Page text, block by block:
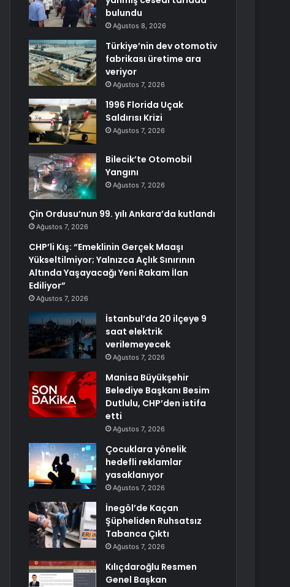
bulundu
Ağustos 8, 2026
Türkiye’nin dev otomotiv
fabrikası üretime ara
veriyor
Ağustos 7, 2026
1996 Florida Uçak
Saldırısı Krizi
Ağustos 7, 2026
Bilecik’te Otomobil
Yangını
Ağustos 7, 2026
Çin Ordusu’nun 99. yılı Ankara’da kutlandı
Ağustos 7, 2026
CHP’li Kış: “Emeklinin Gerçek Maaşı
Yükseltilmiyor; Yalnızca Açlık Sınırının
Altında Yaşayacağı Yeni Rakam İlan
Ediliyor”
Ağustos 7, 2026
İstanbul’da 20 ilçeye 9
saat elektrik
verilemeyecek
Ağustos 7, 2026
Manisa Büyükşehir
Belediye Başkanı Besim
Dutlulu, CHP’den istifa
etti
Ağustos 7, 2026
Çocuklara yönelik
hedefli reklamlar
yasaklanıyor
Ağustos 7, 2026
İnegöl’de Kaçan
Şüpheliden Ruhsatsız
Tabanca Çıktı
Ağustos 7, 2026
Kılıçdaroğlu Resmen
Genel Başkan